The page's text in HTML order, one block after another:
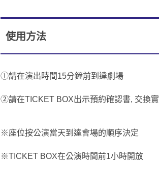
使用方法
①請在演出時間15分鐘前到達劇場
②請在TICKET BOX出示預約確認書, 交換
※座位按公演當天到達會場的順序決定
※TICKET BOX在公演時間前1小時開放